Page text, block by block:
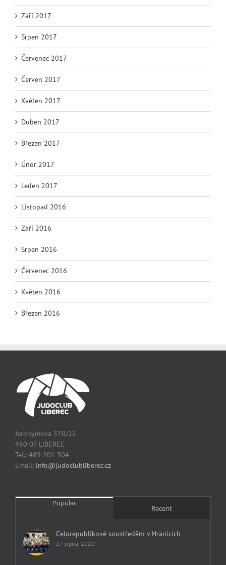
Září 2017
Srpen 2017
Červenec 2017
Červen 2017
Květen 2017
Duben 2017
Březen 2017
Únor 2017
Leden 2017
Listopad 2016
Září 2016
Srpen 2016
Červenec 2016
Květen 2016
Březen 2016
Jeronýmova 570/22
460 07 LIBEREC
Tel.: 489 201 304
Email: info@judoclubliberec.cz
Popular
Recent
Celorepublikové soustředění v Hranicích
17 srpna, 2020